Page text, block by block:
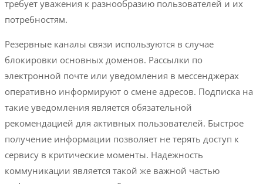
требует уважения к разнообразию пользователей и их
потребностям.
Резервные каналы связи используются в случае
блокировки основных доменов. Рассылки по
электронной почте или уведомления в мессенджерах
оперативно информируют о смене адресов. Подписка на
такие уведомления является обязательной
рекомендацией для активных пользователей. Быстрое
получение информации позволяет не терять доступ к
сервису в критические моменты. Надежность
коммуникации является такой же важной частью